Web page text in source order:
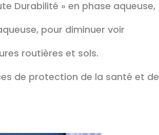
Durabilité » en phase aqueuse,
pour diminuer voir
routières et sols.
de protection de la santé et de